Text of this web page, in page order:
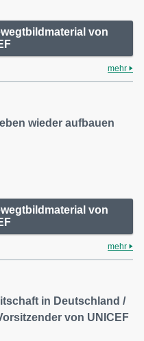
von
mehr
wieder aufbauen
von
mehr
in Deutschland /
von UNICEF